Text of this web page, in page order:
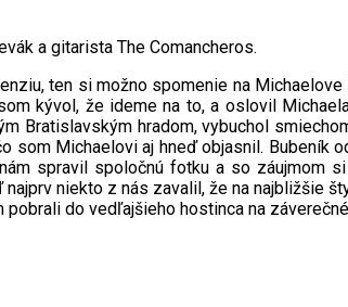
a gitarista The Comancheros.
ten si možno spomenie na
kývol, že ideme na to, a oslovil
Bratislavským hradom, vybuchol
som Michaelovi aj hneď objasnil. Bubeník
spravil spoločnú fotku a so záujmom
niekto z nás zavalil, že na najbližšie
do vedľajšieho hostinca na